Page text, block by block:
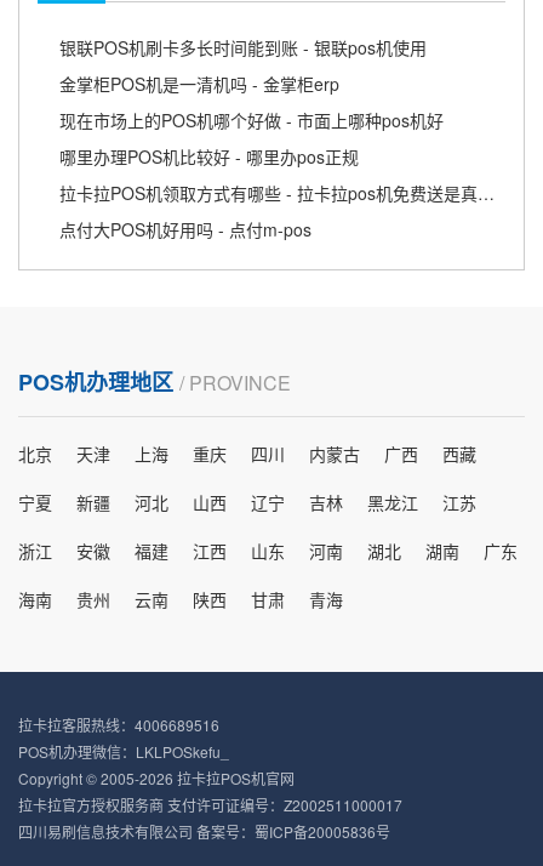
银联POS机刷卡多长时间能到账 - 银联pos机使用
金掌柜POS机是一清机吗 - 金掌柜erp
现在市场上的POS机哪个好做 - 市面上哪种pos机好
哪里办理POS机比较好 - 哪里办pos正规
拉卡拉POS机领取方式有哪些 - 拉卡拉pos机免费送是真的吗
点付大POS机好用吗 - 点付m-pos
POS机办理地区 / PROVINCE
北京 天津 上海 重庆 四川 内蒙古 广西
西藏
宁夏
新疆 河北 山西 辽宁 吉林 黑龙江
江苏
浙江
安徽 福建 江西 山东 河南 湖北 湖南
广东
海南
贵州 云南 陕西 甘肃 青海
拉卡拉客服热线：4006689516
POS机办理微信：LKLPOSkefu_
Copyright © 2005-2026 拉卡拉POS机官网
拉卡拉官方授权服务商 支付许可证编号：Z2002511000017
四川易刷信息技术有限公司 备案号： 蜀ICP备20005836号